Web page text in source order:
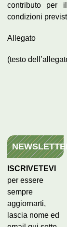
contributo per
condizioni
Allegato
(testo
ISCRIVETEVI
per essere
sempre
aggiornarti,
lascia nome ed